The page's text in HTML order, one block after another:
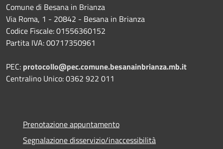
Comune di Besana in Brianza
Via Roma, 1 - 20842 - Besana in Brianza
Codice Fiscale: 01556360152
Partita IVA: 00717350961
PEC: protocollo@pec.comune.besanainbrianza.mb.it
Centralino Unico: 0362 922 011
Prenotazione appuntamento
Segnalazione disservizio/inaccessibilità